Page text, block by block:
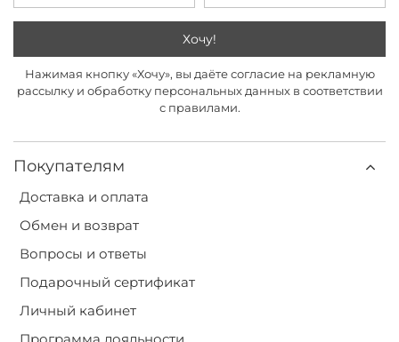
Покупателям
Доставка и оплата
Обмен и возврат
Вопросы и ответы
Подарочный сертификат
Личный кабинет
Программа лояльности
Хочу!
Нажимая кнопку «Хочу», вы даёте согласие на рекламную
рассылку и обработку персональных данных в соответствии
с правилами.